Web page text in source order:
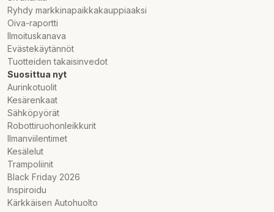
Ryhdy markkinapaikkakauppiaaksi
Oiva-raportti
Ilmoituskanava
Evästekäytännöt
Tuotteiden takaisinvedot
Suosittua nyt
Aurinkotuolit
Kesärenkaat
Sähköpyörät
Robottiruohonleikkurit
Ilmanviilentimet
Kesälelut
Trampoliinit
Black Friday 2026
Inspiroidu
Kärkkäisen Autohuolto